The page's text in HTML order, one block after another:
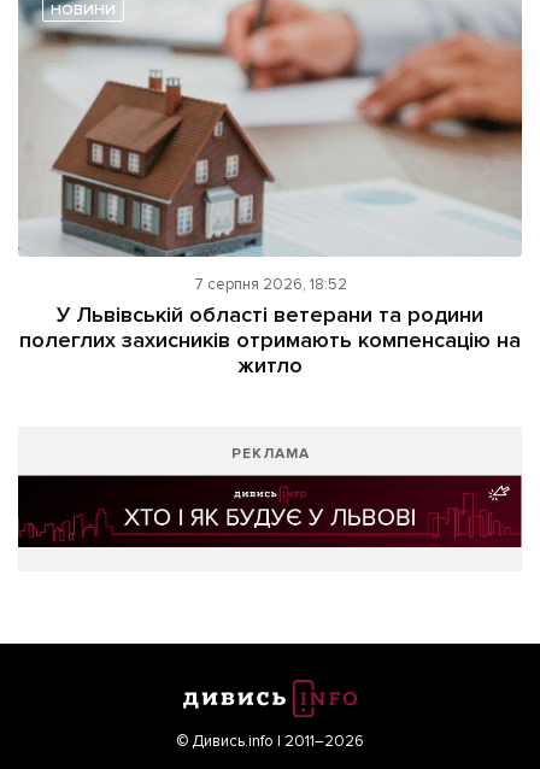
НОВИНИ
7 серпня 2026, 18:52
У Львівській області ветерани та родини
полеглих захисників отримають компенсацію на
житло
РЕКЛАМА
© Дивись.info | 2011–2026